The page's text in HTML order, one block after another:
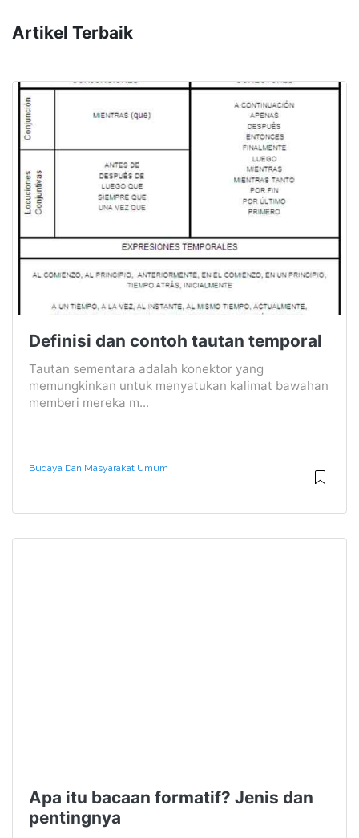
Artikel Terbaik
Definisi dan contoh tautan temporal
Tautan sementara adalah konektor yang
memungkinkan untuk menyatukan kalimat bawahan
memberi mereka m...
Budaya Dan Masyarakat Umum
Apa itu bacaan formatif? Jenis dan
pentingnya